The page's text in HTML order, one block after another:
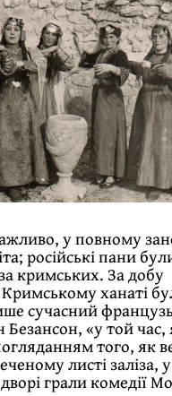
у повному
російські пани
за кримських. За добу
ханаті
сучасний
«у той час,
того, як
листі заліза,
грали комедії